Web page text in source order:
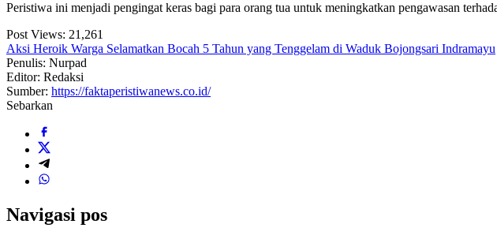
Peristiwa ini menjadi pengingat keras bagi para orang tua untuk meningkatkan pengawasan
Post Views: 21,261
Aksi Heroik Warga Selamatkan Bocah 5 Tahun yang Tenggelam di Waduk Bojongsari Indramayu
Penulis: Nurpad
Editor: Redaksi
Sumber: https://faktaperistiwanews.co.id/
Sebarkan
Navigasi pos